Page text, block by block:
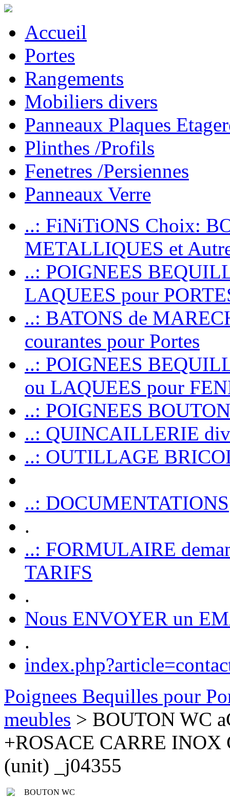
Accueil
Portes
Rangements
Mobiliers divers
Panneaux Plaques
Plinthes /Profils
Fenetres /Persiennes
Panneaux Verre
..: FiNiTiONS Choix:
METALLIQUES et
..: POIGNEES
LAQUEES pour
..: BATONS de
courantes pour Portes
..: POIGNEES
ou LAQUEES pour
..: POIGNEES
..: QUINCAILLERIE
..: OUTILLAGE
..: DOCUMENTATIONS
.
..: FORMULAIRE
TARIFS
.
Nous ENVOYER un
.
Poignees Bequilles pour
meubles > BOUTON WC
+ROSACE CARRE INOX
(unit) _j04355